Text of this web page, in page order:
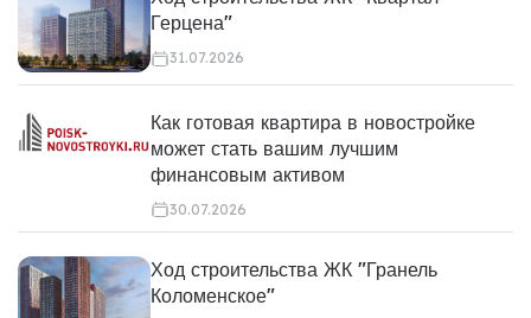
Герцена"
31.07.2026
Как готовая квартира в новостройке
может стать вашим лучшим
финансовым активом
30.07.2026
Ход строительства ЖК "Гранель
Коломенское"